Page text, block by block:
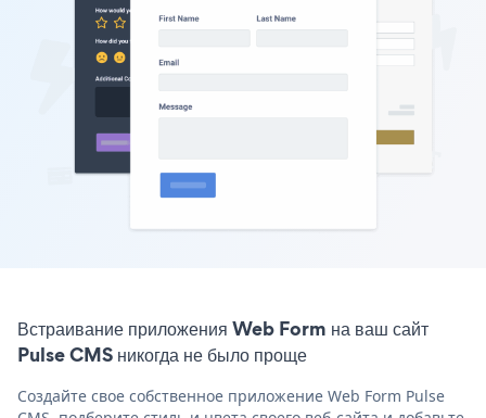
Встраивание приложения Web Form на ваш сайт
Pulse CMS никогда не было проще
Создайте свое собственное приложение Web Form Pulse